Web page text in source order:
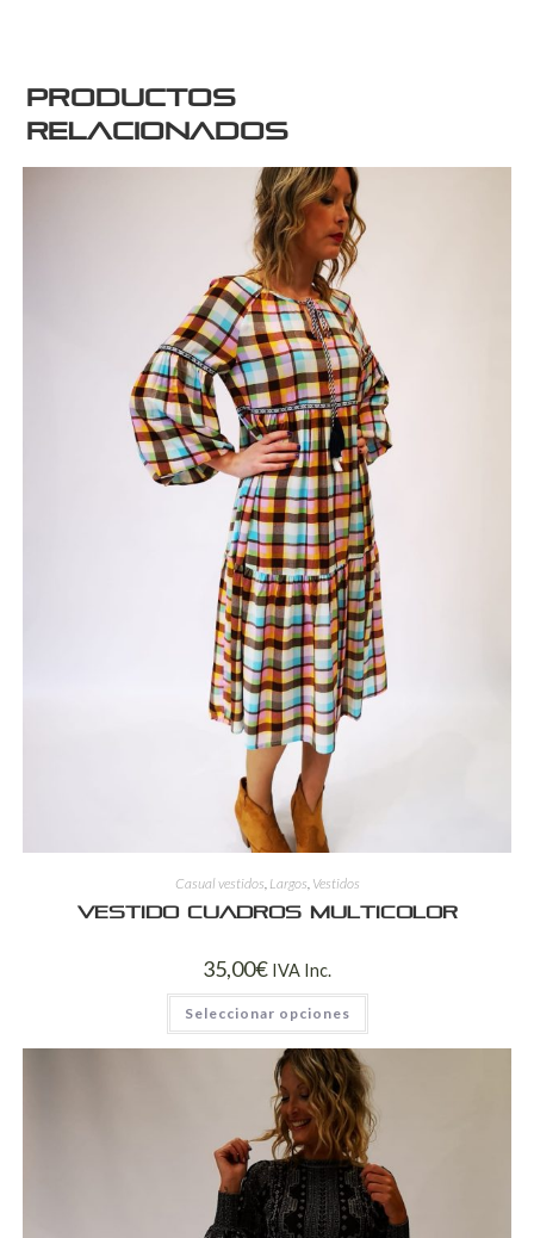
Productos
relacionados
Casual vestidos Largos Vestidos
Vestido cuadros multicolor
35,00€ IVA Inc.
Seleccionar opciones